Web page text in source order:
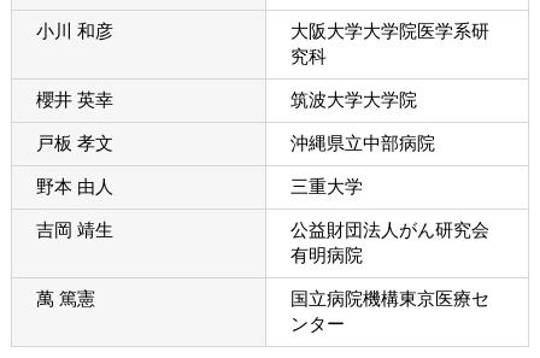
小川 和彦
大阪大学大学院医学系研
究科
櫻井 英幸 筑波大学大学院
戸板 孝文 沖縄県立中部病院
野本 由人 三重大学
吉岡 靖生
公益財団法人がん研究会
有明病院
萬 篤憲
国立病院機構東京医療セ
ンター